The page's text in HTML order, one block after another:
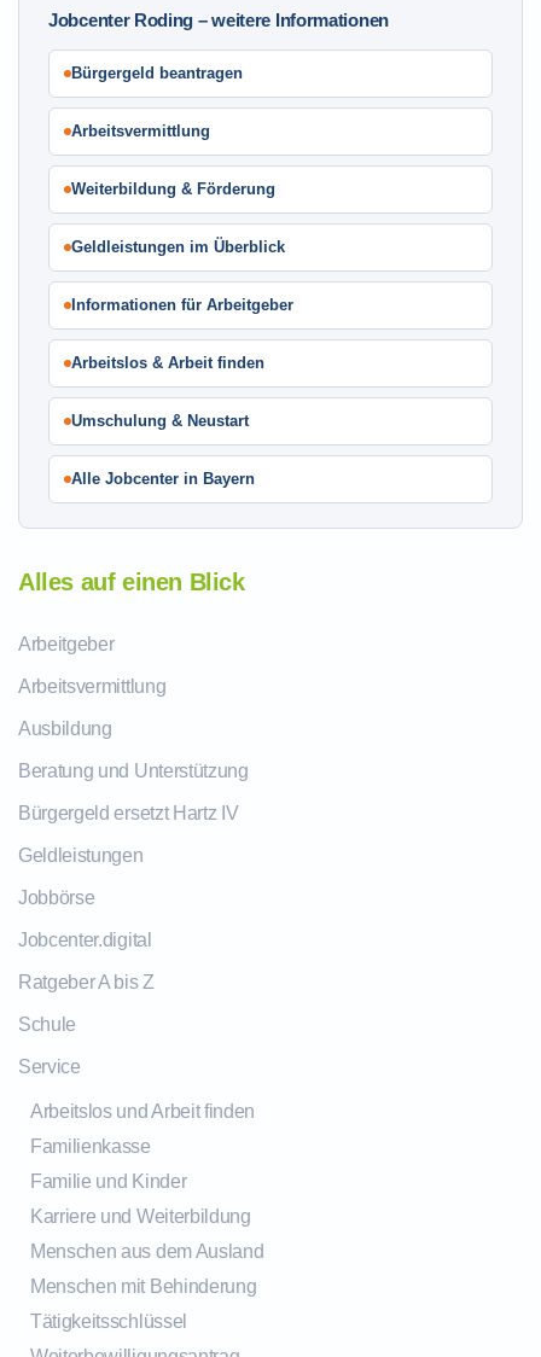
Jobcenter Roding – weitere Informationen
Bürgergeld beantragen
Arbeitsvermittlung
Weiterbildung & Förderung
Geldleistungen im Überblick
Informationen für Arbeitgeber
Arbeitslos & Arbeit finden
Umschulung & Neustart
Alle Jobcenter in Bayern
Alles auf einen Blick
Arbeitgeber
Arbeitsvermittlung
Ausbildung
Beratung und Unterstützung
Bürgergeld ersetzt Hartz IV
Geldleistungen
Jobbörse
Jobcenter.digital
Ratgeber A bis Z
Schule
Service
Arbeitslos und Arbeit finden
Familienkasse
Familie und Kinder
Karriere und Weiterbildung
Menschen aus dem Ausland
Menschen mit Behinderung
Tätigkeitsschlüssel